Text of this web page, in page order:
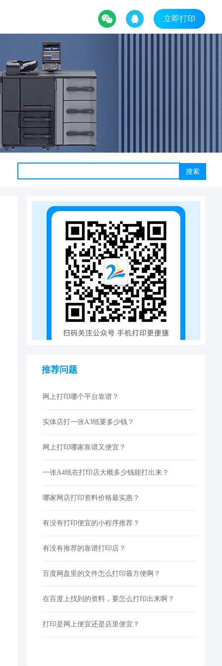
立即打印
搜索
推荐问题
网上打印哪个平台靠谱？
实体店打一张A3纸要多少钱？
网上打印哪家靠谱又便宜？
一张A4纸在打印店大概多少钱能打出来？
哪家网店打印资料价格最实惠？
有没有打印便宜的小程序推荐？
有没有推荐的靠谱打印店？
百度网盘里的文件怎么打印最方便啊？
在百度上找到的资料，要怎么打印出来啊？
打印是网上便宜还是店里便宜？